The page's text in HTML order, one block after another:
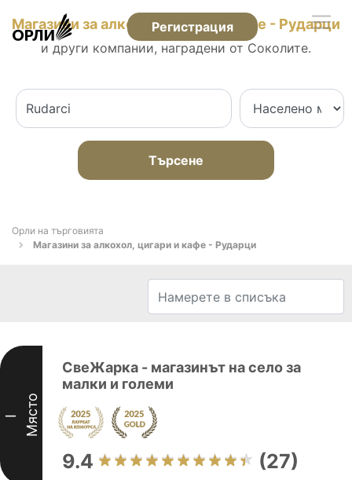
Регистрация
Магазини за алкохол, цигари и кафе - Рударци
и други компании, наградени от Соколите.
Търсене
Орли на търговията
Магазини за алкохол, цигари и кафе - Рударци
I Място
СвеЖарка - магазинът на село за
малки и големи
9.4 (27)